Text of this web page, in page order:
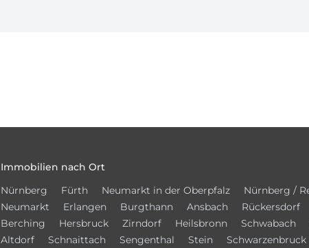
Immobilien nach Ort
Nürnberg
Fürth Neumarkt in der Oberpfalz Nürnberg /
Neumarkt
Erlangen Burgthann Ansbach Rückersdorf
Berching
Hersbruck Zirndorf Heilsbronn Schwabach
Altdorf
Schnaittach Sengenthal Stein Schwarzenbruck